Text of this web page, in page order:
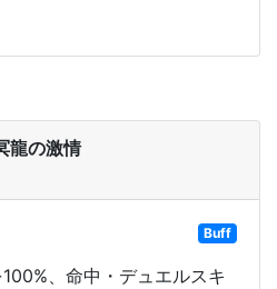
龍の激情
Buff
、命中・デュエルスキ